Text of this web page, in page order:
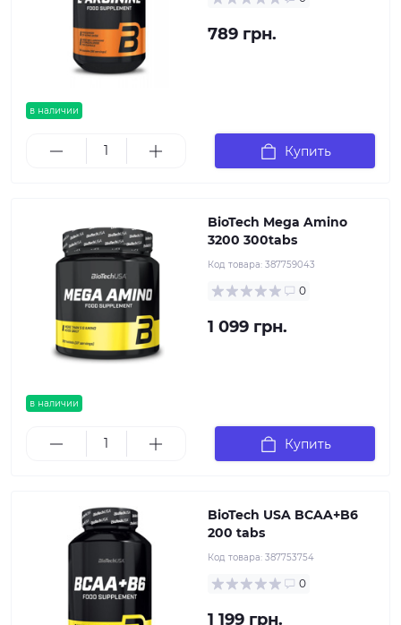
в наличии
789 грн.
Купить
в наличии
BioTech Mega Amino
3200 300tabs
Код товара: 387759043
0
1 099 грн.
Купить
BioTech USA BCAA+B6
200 tabs
Код товара: 387753754
0
1 199 грн.